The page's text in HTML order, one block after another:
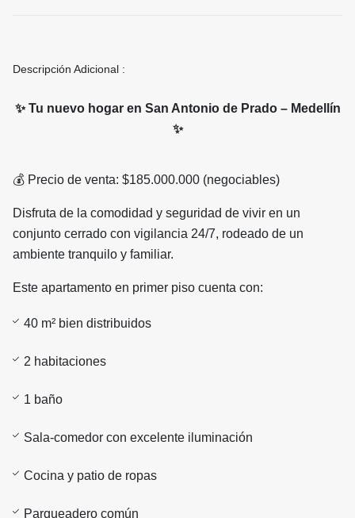
Descripción Adicional :
✨ Tu nuevo hogar en San Antonio de Prado – Medellín
✨
💰 Precio de venta: $185.000.000 (negociables)
Disfruta de la comodidad y seguridad de vivir en un
conjunto cerrado con vigilancia 24/7, rodeado de un
ambiente tranquilo y familiar.
Este apartamento en primer piso cuenta con:
40 m² bien distribuidos
2 habitaciones
1 baño
Sala-comedor con excelente iluminación
Cocina y patio de ropas
Parqueadero común